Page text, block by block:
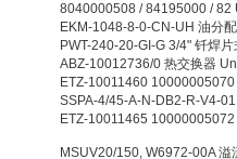
8040000508 / 84195000 / 82
EKM-1048-8-0-CN-UH 油分
PWT-240-20-GI-G 3/4" 钎焊
ABZ-10012736/0 热交换器
ETZ-10011460
SSPA-4/45-A-N-DB2-R-V4-
ETZ-10011465
MSUV20/150, W6972-00A